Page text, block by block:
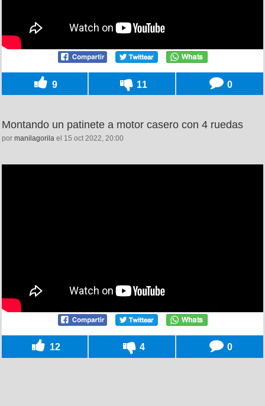
9 11 0
Montando un patinete a motor casero con 4 ruedas
por manilagorila el 15 oct 2022, 20:00
12 4 0